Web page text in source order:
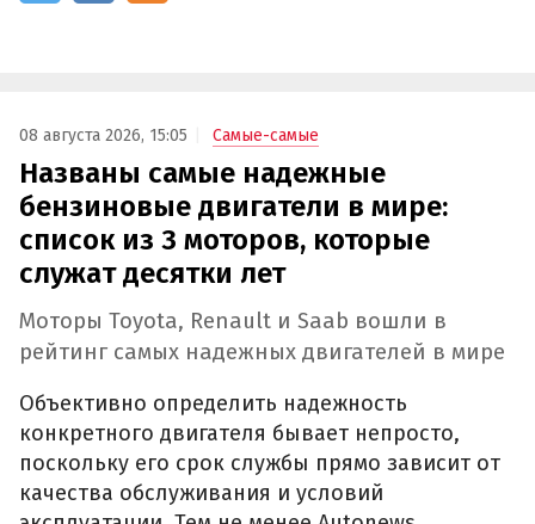
08 августа 2026, 15:05 Самые-самые
Названы самые надежные
бензиновые двигатели в мире:
список из 3 моторов, которые
служат десятки лет
Моторы Toyota, Renault и Saab вошли в
рейтинг самых надежных двигателей в мире
Объективно определить надежность
конкретного двигателя бывает непросто,
поскольку его срок службы прямо зависит от
качества обслуживания и условий